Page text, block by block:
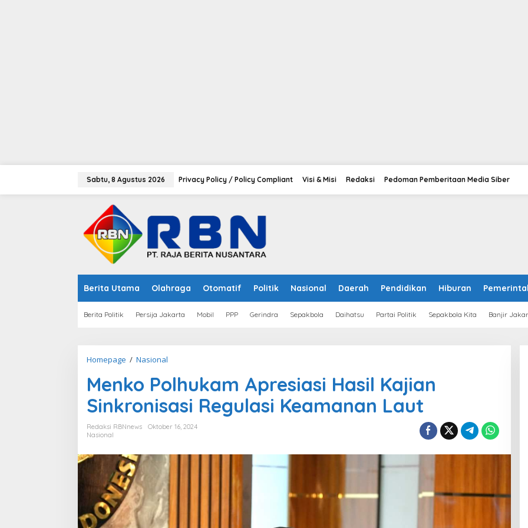
Sabtu, 8 Agustus 2026 Privacy Policy / Policy Compliant Visi & Misi Redaksi Pedoman Pemberitaan Media Siber
Berita Utama Olahraga Otomatif Politik Nasional Daerah Pendidikan Hiburan
Berita Politik Persija Jakarta Mobil PPP Gerindra Sepakbola Daihatsu Partai Politik Sepakbola Kita Banjir
Homepage / Nasional
n
k
o
P
u
k
a
m
A
r
Menko Polhukam Apresiasi Hasil Kajian
Sinkronisasi Regulasi Keamanan Laut
Redaksi RBNnews
Oktober 16, 2024
Nasional